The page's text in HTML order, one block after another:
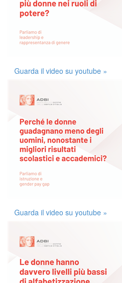
Guarda il video su youtube »
Guarda il video su youtube »